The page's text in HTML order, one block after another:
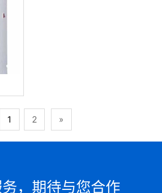
1 2 »
，期待与您合作